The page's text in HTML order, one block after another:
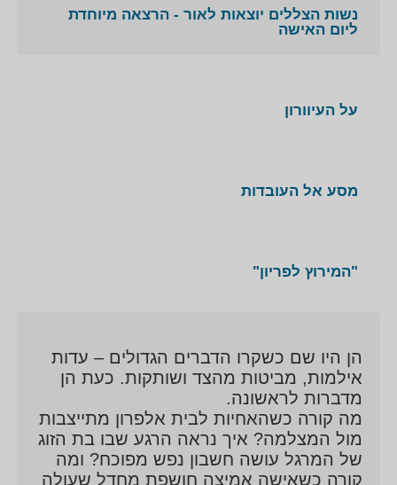
נשות הצללים יוצאות לאור - הרצאה מיוחדת
ליום האישה
על העיוורון
מסע אל העובדות
"המירוץ לפריון"
הן היו שם כשקרו הדברים הגדולים – עדות
אילמות, מביטות מהצד ושותקות. כעת הן
מדברות לראשונה.
מה קורה כשהאחיות לבית אלפרון מתייצבות
מול המצלמה? איך נראה הרגע שבו בת הזוג
של המרגל עושה חשבון נפש מפוכח? ומה
קורה כשאישה אמיצה חושפת מחדל שעולה